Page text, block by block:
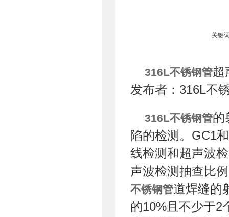
关键
316L不锈钢管超
发布者：316L不
316L不锈钢管的
陷的检测。GC1
线检测和超声波
声波检测抽查比
不锈钢管道焊缝的
的10%且不少于2